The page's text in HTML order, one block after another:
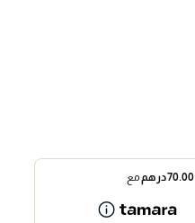
70.00درهممع